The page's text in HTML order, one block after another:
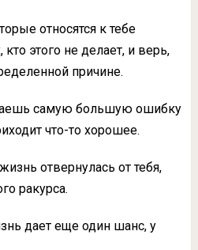
относятся к тебе
кто этого не делает, и верь,
причине.
самую большую ошибку
что-то хорошее.
отвернулась от тебя,
ракурса.
дает еще один шанс, у